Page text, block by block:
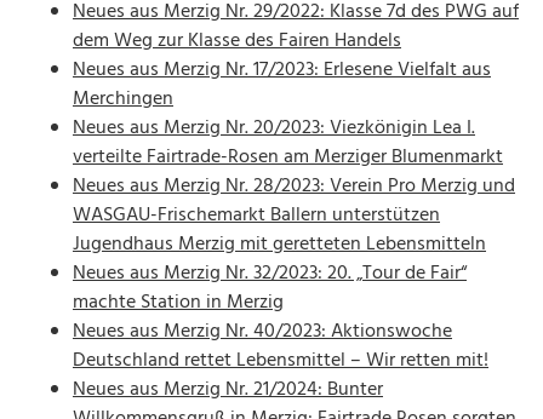
Neues aus Merzig Nr. 29/2022: Klasse 7d des PWG auf
dem Weg zur Klasse des Fairen Handels
Neues aus Merzig Nr. 17/2023: Erlesene Vielfalt aus
Merchingen
Neues aus Merzig Nr. 20/2023: Viezkönigin Lea I.
verteilte Fairtrade-Rosen am Merziger Blumenmarkt
Neues aus Merzig Nr. 28/2023: Verein Pro Merzig und
WASGAU-Frischemarkt Ballern unterstützen
Jugendhaus Merzig mit geretteten Lebensmitteln
Neues aus Merzig Nr. 32/2023: 20. „Tour de Fair“
machte Station in Merzig
Neues aus Merzig Nr. 40/2023: Aktionswoche
Deutschland rettet Lebensmittel – Wir retten mit!
Neues aus Merzig Nr. 21/2024: Bunter